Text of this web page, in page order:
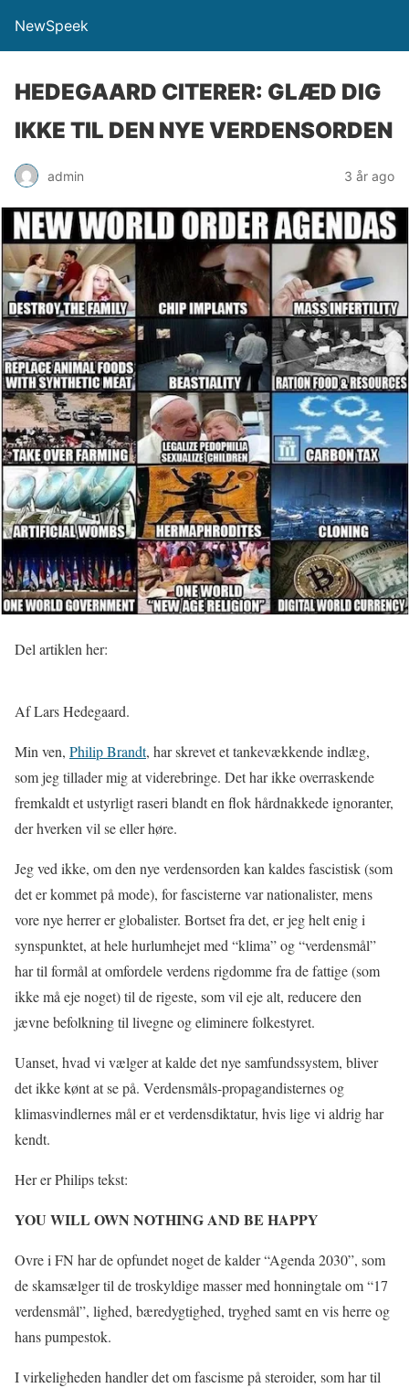
NewSpeek
HEDEGAARD CITERER: GLÆD DIG
IKKE TIL DEN NYE VERDENSORDEN
admin 3 år ago
Del artiklen her:
Af Lars Hedegaard.
Min ven, Philip Brandt, har skrevet et tankevækkende indlæg,
som jeg tillader mig at viderebringe. Det har ikke overraskende
fremkaldt et ustyrligt raseri blandt en flok hårdnakkede ignoranter,
der hverken vil se eller høre.
Jeg ved ikke, om den nye verdensorden kan kaldes fascistisk (som
det er kommet på mode), for fascisterne var nationalister, mens
vore nye herrer er globalister. Bortset fra det, er jeg helt enig i
synspunktet, at hele hurlumhejet med “klima” og “verdensmål”
har til formål at omfordele verdens rigdomme fra de fattige (som
ikke må eje noget) til de rigeste, som vil eje alt, reducere den
jævne befolkning til livegne og eliminere folkestyret.
Uanset, hvad vi vælger at kalde det nye samfundssystem, bliver
det ikke kønt at se på. Verdensmåls-propagandisternes og
klimasvindlernes mål er et verdensdiktatur, hvis lige vi aldrig har
kendt.
Her er Philips tekst:
YOU WILL OWN NOTHING AND BE HAPPY
Ovre i FN har de opfundet noget de kalder “Agenda 2030”, som
de skamsælger til de troskyldige masser med honningtale om “17
verdensmål”, lighed, bæredygtighed, tryghed samt en vis herre og
hans pumpestok.
I virkeligheden handler det om fascisme på steroider, som har til